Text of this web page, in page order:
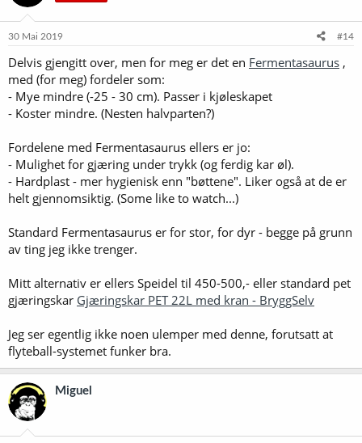
30 Mai 2019 #14
Delvis gjengitt over, men for meg er det en Fermentasaurus ,
med (for meg) fordeler som:
- Mye mindre (-25 - 30 cm). Passer i kjøleskapet
- Koster mindre. (Nesten halvparten?)
Fordelene med Fermentasaurus ellers er jo:
- Mulighet for gjæring under trykk (og ferdig kar øl).
- Hardplast - mer hygienisk enn "bøttene". Liker også at de er
helt gjennomsiktig. (Some like to watch...)
Standard Fermentasaurus er for stor, for dyr - begge på grunn
av ting jeg ikke trenger.
Mitt alternativ er ellers Speidel til 450-500,- eller standard pet
gjæringskar Gjæringskar PET 22L med kran - BryggSelv
Jeg ser egentlig ikke noen ulemper med denne, forutsatt at
flyteball-systemet funker bra.
Miguel